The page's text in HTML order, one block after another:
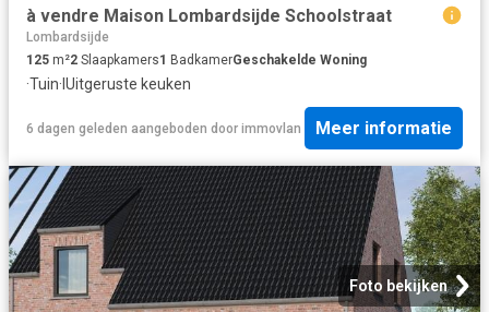
à vendre Maison Lombardsijde Schoolstraat
Lombardsijde
125 m²2 Slaapkamers1 BadkamerGeschakelde Woning
·Tuin· IUitgeruste keuken
6 dagen geleden aangeboden door immovlan Meer informatie
Foto bekijken